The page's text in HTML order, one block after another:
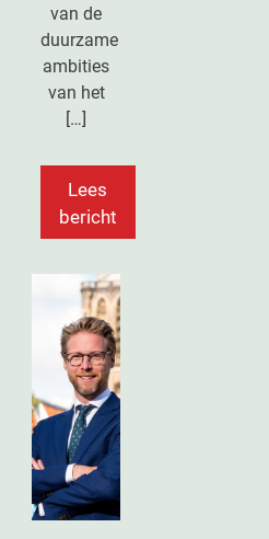
van de
duurzame
ambities
van het
[…]
Lees
bericht